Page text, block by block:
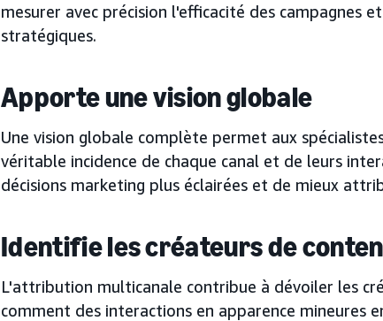
mesurer avec précision l'efficacité des campagnes
stratégiques.
Apporte une vision globale
Une vision globale complète permet aux
véritable incidence de chaque canal et de leurs
décisions marketing plus éclairées et de mieux
Identifie les créateurs de
L'attribution multicanale contribue à dévoiler les
comment des interactions en apparence mineures